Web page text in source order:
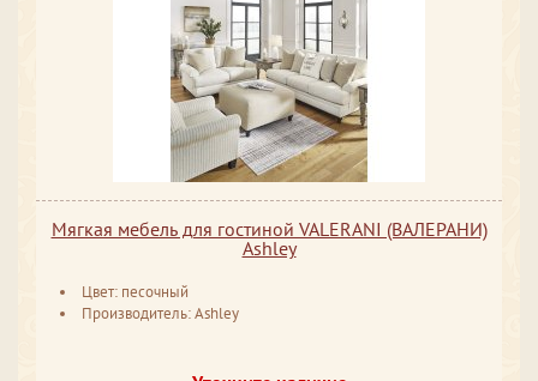
Мягкая мебель для гостиной VALERANI (ВАЛЕРАНИ)
Ashley
Цвет: песочный
Производитель: Ashley